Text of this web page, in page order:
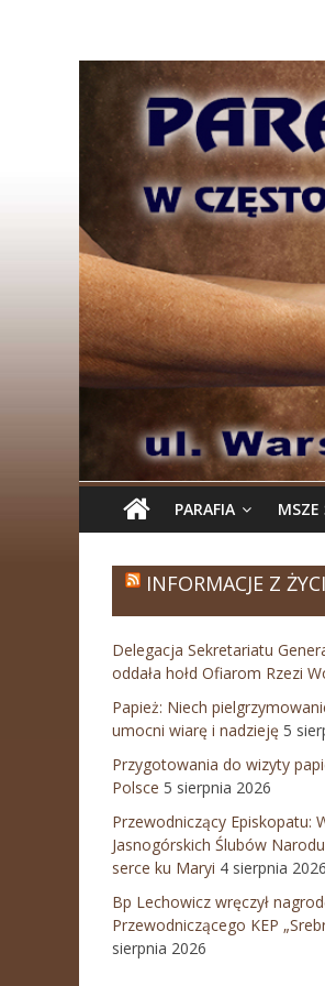
PARAFIA MSZE
INFORMACJE Z
Delegacja Sekretariatu
oddała hołd Ofiarom Rzezi
Papież: Niech
umocni wiarę i nadzieję 5
Przygotowania do wizyty
Polsce 5 sierpnia 2026
Przewodniczący Episkopatu:
Jasnogórskich Ślubów
serce ku Maryi 4 sierpnia 2026
Bp Lechowicz wręczył
Przewodniczącego KEP
sierpnia 2026